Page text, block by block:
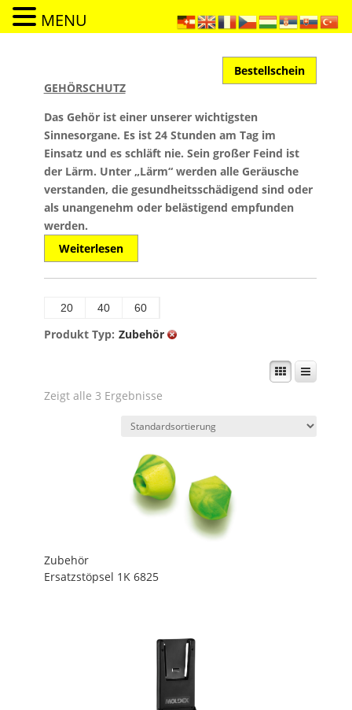
GEHÖRSCHUTZ
Das Gehör ist einer unserer wichtigsten
Sinnesorgane. Es ist 24 Stunden am Tag im
Einsatz und es schläft nie. Sein großer Feind ist
der Lärm. Unter „Lärm“ werden alle Geräusche
verstanden, die gesundheitsschädigend sind oder
als unangenehm oder belästigend empfunden
werden.
Weiterlesen
Bestellschein
20 40 60
Produkt Typ: Zubehör
Zeigt alle 3 Ergebnisse
Zubehör
Ersatzstöpsel 1K 6825
MENU